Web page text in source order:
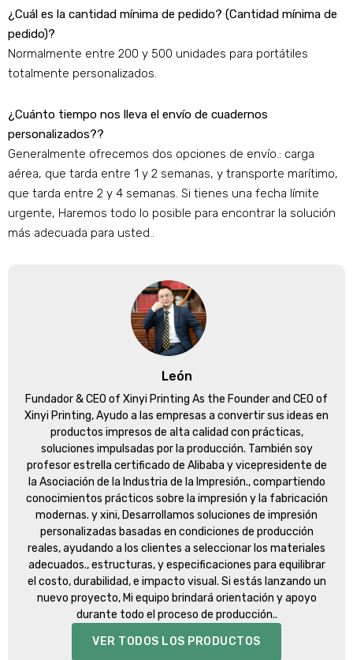
¿Cuál es la cantidad mínima de pedido? (Cantidad mínima de
pedido)?
Normalmente entre 200 y 500 unidades para portátiles
totalmente personalizados.
¿Cuánto tiempo nos lleva el envío de cuadernos
personalizados??
Generalmente ofrecemos dos opciones de envío.: carga
aérea, que tarda entre 1 y 2 semanas, y transporte marítimo,
que tarda entre 2 y 4 semanas. Si tienes una fecha límite
urgente, Haremos todo lo posible para encontrar la solución
más adecuada para usted..
León
Fundador &CEO of Xinyi Printing As the Founder and CEO of
Xinyi Printing, Ayudo a las empresas a convertir sus ideas en
productos impresos de alta calidad con prácticas,
soluciones impulsadas por la producción. También soy
profesor estrella certificado de Alibaba y vicepresidente de
la Asociación de la Industria de la Impresión., compartiendo
conocimientos prácticos sobre la impresión y la fabricación
modernas. y xini, Desarrollamos soluciones de impresión
personalizadas basadas en condiciones de producción
reales, ayudando a los clientes a seleccionar los materiales
adecuados., estructuras, y especificaciones para equilibrar
el costo, durabilidad, e impacto visual. Si estás lanzando un
nuevo proyecto, Mi equipo brindará orientación y apoyo
durante todo el proceso de producción..
VER TODOS LOS PRODUCTOS